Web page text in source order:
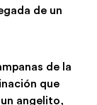
de un
de la
que
angelito,